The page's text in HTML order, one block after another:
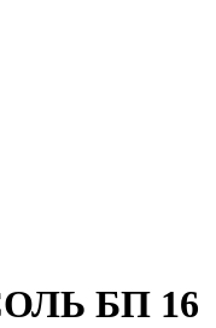
БП 16